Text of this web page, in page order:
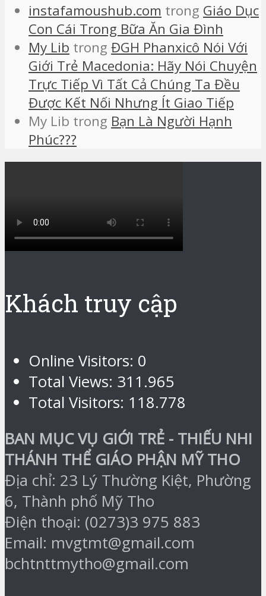
instafamoushub.com trong Giáo Dục
Con Cái Trong Bữa Ăn Gia Đình
My Lib trong ĐGH Phanxicô Nói Với
Giới Trẻ Macedonia: Hãy Nói Chuyện
Trực Tiếp Vì Tất Cả Chúng Ta Đều
Được Kết Nối Nhưng Ít Giao Tiếp
My Lib trong Bạn Là Người Hạnh
Phúc???
Khách truy cập
Online Visitors: 0
Total Views: 311.965
Total Visitors: 118.778
BAN MỤC VỤ GIỚI TRẺ - THIẾU NHI
THÁNH THỂ GIÁO PHẬN MỸ THO
Địa chỉ: 23 Lý Thường Kiệt, Phường
6, Thành phố Mỹ Tho
Điện thoại: (0273)3 975 883
Email: mvgtmt@gmail.com
bchtnttmytho@gmail.com